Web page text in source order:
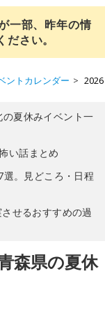
一部、昨年の情
さい。
ントカレンダー
夏休みイベント一
い話まとめ
選。見どころ・日程
せるおすすめの過
森県の夏休